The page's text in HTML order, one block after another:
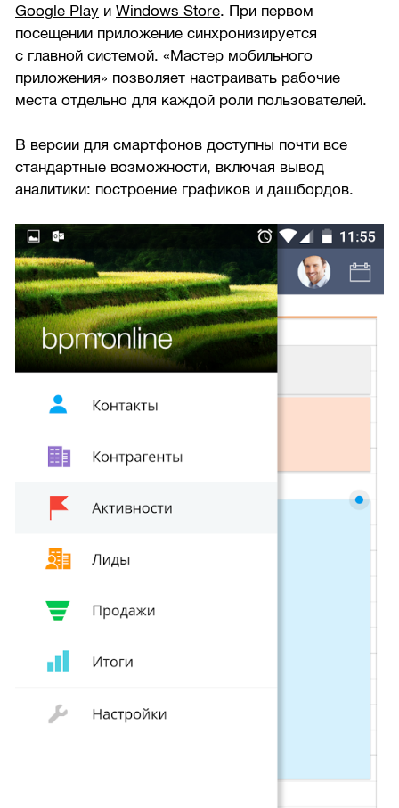
Google Play иWindows Store. При первом
посещении приложение синхронизируется
с главной системой. «Мастер мобильного
приложения» позволяет настраивать рабочие
места отдельно для каждой роли пользователей.
В версии для смартфонов доступны почти все
стандартные возможности, включая вывод
аналитики: построение графиков и дашбордов.